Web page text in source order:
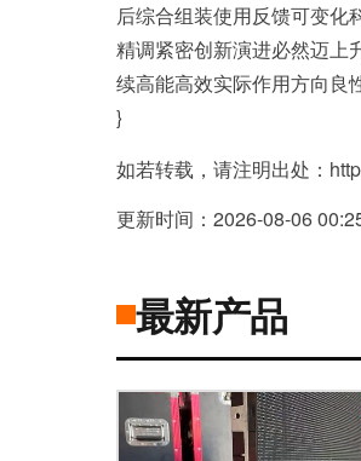
后综合组装使用反馈可变化
精调紧密创新演进必然迈上
续高能高效实际作用方向良
}
如若转载，请注明出处：
更新时间：2026-08-06
最新产品